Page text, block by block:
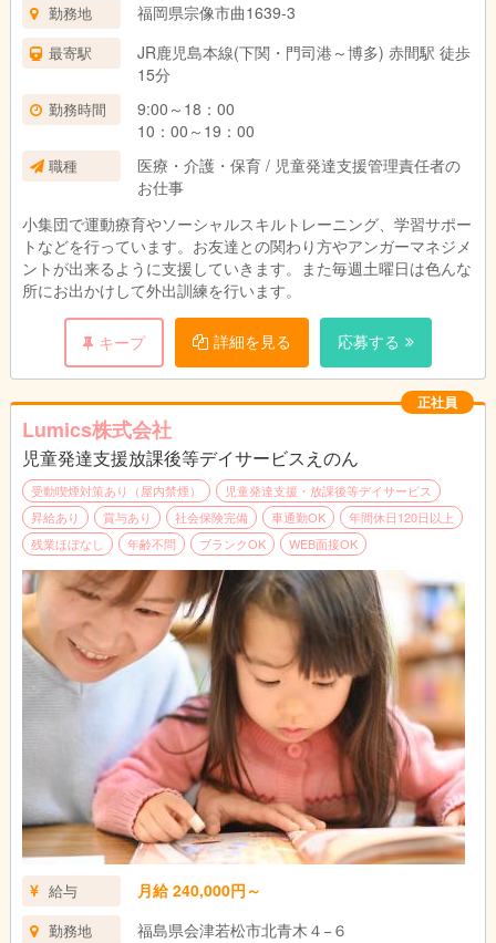
勤務地 福岡県宗像市曲1639-3
最寄駅
JR鹿児島本線(下関・門司港～博多) 赤間駅 徒歩
15分
勤務時間
9:00～18：00
10：00～19：00
職種
医療・介護・保育 / 児童発達支援管理責任者の
お仕事
小集団で運動療育やソーシャルスキルトレーニング、学習サポー
トなどを行っています。お友達との関わり方やアンガーマネジメ
ントが出来るように支援していきます。また毎週土曜日は色んな
所にお出かけして外出訓練を行います。
キープ 詳細を見る 応募する
正社員
Lumics株式会社
児童発達支援放課後等デイサービスえのん
受動喫煙対策あり（屋内禁煙）
児童発達支援・放課後等デイサービス
昇給あり
賞与あり 社会保険完備 車通勤OK
年間休日120日以上
残業ほぼなし
年齢不問 ブランクOK WEB面接OK
給与 月給 240,000円～
勤務地 福島県会津若松市北青木４−６